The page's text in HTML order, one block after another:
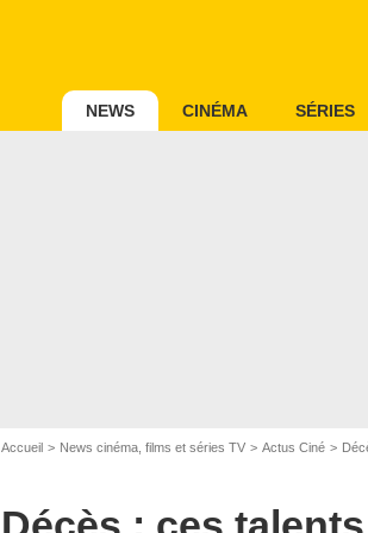
NEWS CINÉMA SÉRIES
Accueil News cinéma, films et séries TV Actus Ciné